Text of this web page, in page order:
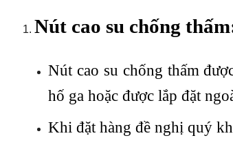
Nút cao su chống
Nút cao su chống thấm
hố ga hoặc được lắp đặt
Khi đặt hàng đề nghị quý